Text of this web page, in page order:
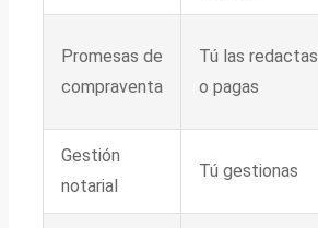
Promesas de
compraventa
Tú las redactas
o pagas
Gestión
notarial
Tú gestionas